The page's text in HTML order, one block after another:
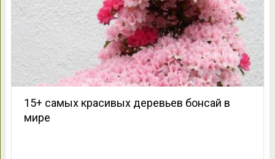
15+ самых красивых деревьев бонсай в
мире